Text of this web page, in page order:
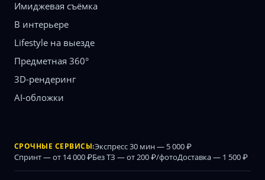
Имиджевая съёмка
В интерьере
Lifestyle на выезде
Предметная 360°
3D-рендеринг
AI-обложки
СРОЧНЫЕ СЕРВИСЫ:Экспресс 30 мин — 5 000 ₽
Спринт — от 14 000 ₽Без ТЗ — от 200 ₽/фотоДоставка — 1 500 ₽